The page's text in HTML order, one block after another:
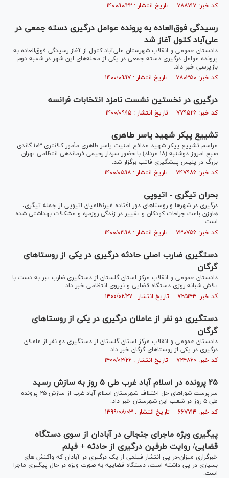
کد خبر: ۷۸۸۷۱۷ تاریخ انتشار : ۱۴۰۰/۱۰/۲۲
رسیدگی فوق‌العاده به پرونده عوامل درگیری دسته جمعی در
علی‌آباد کتول آغاز شد
دادستان عمومی و انقلاب شهرستان علی‌آباد کتول از آغاز رسیدگی فوق‌العاده به
پرونده عوامل درگیری دسته جمعی در یکی از محله‌های این شهر در شعبه دوم
بازپرسی خبر داد.
کد خبر: ۷۸۰۳۵۰ تاریخ انتشار : ۱۴۰۰/۰۹/۱۷
درگیری در نخستین نشست نامزد انتخابات فرانسه
کد خبر: ۷۷۹۵۲۶ تاریخ انتشار : ۱۴۰۰/۰۹/۱۵
تشییع پیکر شهید یاسر طاهری
مراسم تشییع پیکر شهید مدافع امنیت یاسر طاهری مأمور کلانتری ۱۰۳ گاندی
صبح امروز دوشنبه (۱۸ مرداد) با حضور سردار رحیمی فرماندهی انتظامی تهران
بزرگ در پلیس پیشگیری فاتب برگزار شد.
کد خبر: ۷۴۷۹۸۶ تاریخ انتشار : ۱۴۰۰/۰۵/۱۸
بحران تیگری - اتیوپی
درگیری در شهر‌ها و روستا‌های دور افتاده غیرنظامیان اتیوپی از جمله تیگری،
هاوزن باعث جراحات کودکان و تغییر در زندگی روزمره و مشکلات بهداشتی شده
است.
کد خبر: ۷۳۰۷۵۶ تاریخ انتشار : ۱۴۰۰/۰۳/۱۸
دستگیری ضارب اصلی حادثه درگیری در یکی از روستا‌های
گرگان
دادستان عمومی و انقلاب مرکز استان گلستان از دستگیری ضارب تبر به دست با
تلاش شبانه روزی دستگاه قضایی و نیروی انتظامی خبر داد.
کد خبر: ۷۲۵۱۴۳ تاریخ انتشار : ۱۴۰۰/۰۲/۲۷
دستگیری دو نفر از عاملان درگیری در یکی از روستا‌های
گرگان
دادستان عمومی و انقلاب مرکز استان گلستان از دستگیری دو نفر از عاملان
درگیری در یکی از روستا‌های گرگان خبر داد.
کد خبر: ۷۲۴۸۶۰ تاریخ انتشار : ۱۴۰۰/۰۲/۲۶
۲۵ پرونده در اسلام آباد غرب طی ۵ روز به سازش رسید
سرپرست شورا‌های حل اختلاف شهرستان اسلام آباد غرب از سازش ۲۵ پرونده
طی ۵ روز در شعب این شهرستان خبر داد.
کد خبر: ۶۶۷۷۱۴ تاریخ انتشار : ۱۳۹۹/۰۸/۰۳
پیگیری ویژه ماجرای جنجالی در آبادان از سوی دستگاه
قضایی/ روایت طرفین درگیری از حادثه + فیلم
خبرگزاری میزان-در پی انتشار فیلمی از یک درگیری در آبادان که واکنش های
بسیاری در پی داشته است، دستگاه قضاییه به صورت ویژه در حال پیگیری ماجرا
است.